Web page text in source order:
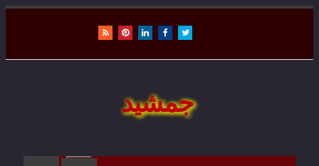
Twitter
Facebook
LinkedIn
Pinterest
RSS
جمشید